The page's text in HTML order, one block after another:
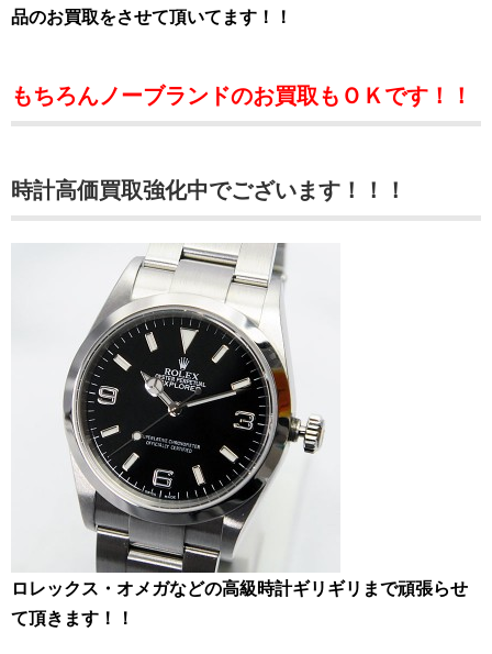
品のお買取をさせて頂いてます！！
もちろんノーブランドのお買取もＯＫです！！
時計高価買取強化中でございます！！！
ロレックス・オメガなどの高級時計ギリギリまで頑張らせ
て頂きます！！